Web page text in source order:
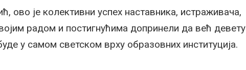
ово је колективни успех наставника, истраживача,
радом и постигнућима допринели да већ девету
у самом светском врху образовних институција.